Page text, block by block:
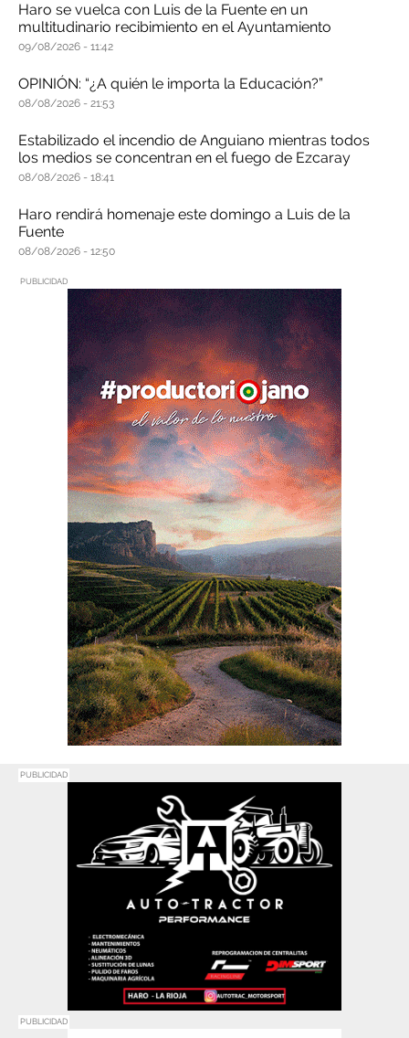
Haro se vuelca con Luis de la Fuente en un
multitudinario recibimiento en el Ayuntamiento
09/08/2026 11:42
OPINIÓN: “¿A quién le importa la Educación?”
08/08/2026 21:53
Estabilizado el incendio de Anguiano mientras todos
los medios se concentran en el fuego de Ezcaray
08/08/2026 18:41
Haro rendirá homenaje este domingo a Luis de la
Fuente
08/08/2026 12:50
PUBLICIDAD
PUBLICIDAD
PUBLICIDAD